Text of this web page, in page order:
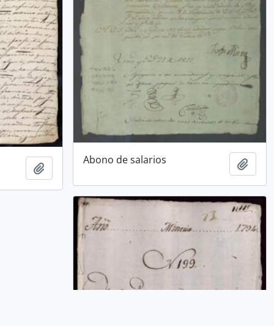
Abono de salarios
Añadir al portapapeles